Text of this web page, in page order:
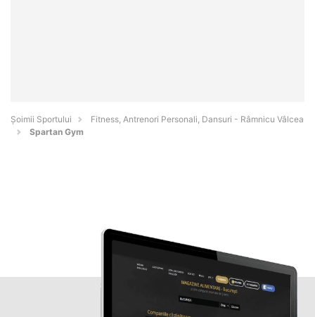
Șoimii Sportului
Fitness, Antrenori Personali, Dansuri - Râmnicu Vâlcea
Spartan Gym